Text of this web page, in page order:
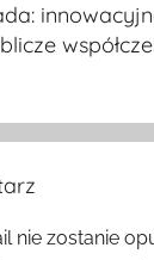
nie zostanie